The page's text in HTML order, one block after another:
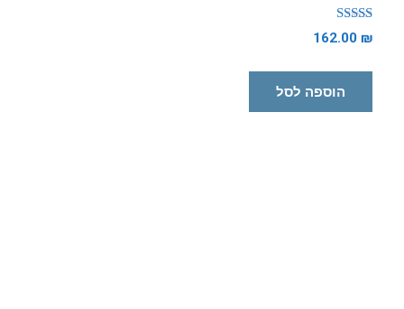
דורג
5.00
162.00 ₪
הוספה לסל